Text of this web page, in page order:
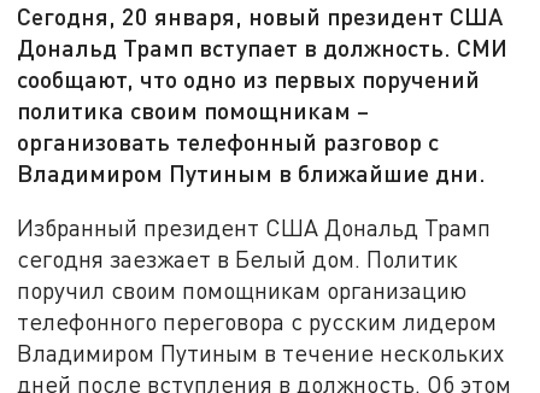
Сегодня, 20 января, новый президент США
Дональд Трамп вступает в должность. СМИ
сообщают, что одно из первых поручений
политика своим помощникам –
организовать телефонный разговор с
Владимиром Путиным в ближайшие дни.
Избранный президент США Дональд Трамп
сегодня заезжает в Белый дом. Политик
поручил своим помощникам организацию
телефонного переговора с русским лидером
Владимиром Путиным в течение нескольких
дней после вступления в должность. Об этом